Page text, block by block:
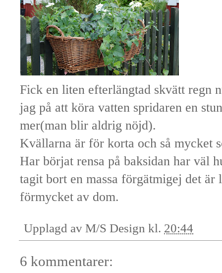
Fick en liten efterlängtad skvätt regn
jag på att köra vatten spridaren en
mer(man blir aldrig nöjd).
Kvällarna är för korta och så mycket
Har börjat rensa på baksidan har väl
tagit bort en massa förgätmigej det
förmycket av dom.
Upplagd av M/S Design kl. 20:44
6 kommentarer: